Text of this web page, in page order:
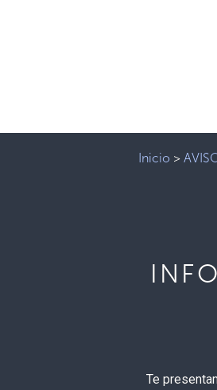
Inicio >
Te